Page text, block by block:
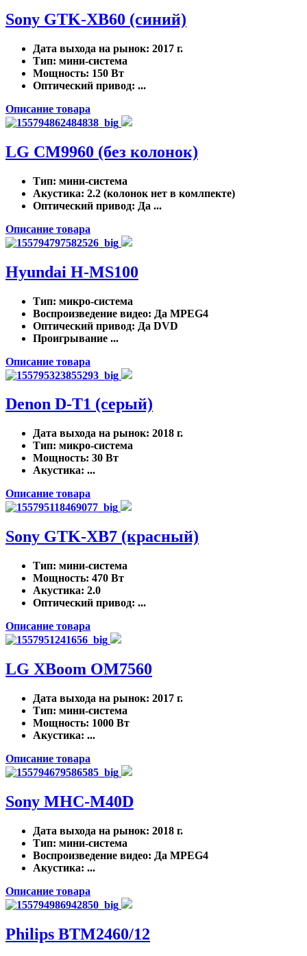
Sony GTK-XB60 (синий)
Дата выхода на рынок: 2017 г.
Тип: мини-система
Мощность: 150 Вт
Оптический привод: ...
Описание товара
LG CM9960 (без колонок)
Тип: мини-система
Акустика: 2.2 (колонок нет в комлпекте)
Оптический привод: Да ...
Описание товара
Hyundai H-MS100
Тип: микро-система
Воспроизведение видео: Да MPEG4
Оптический привод: Да DVD
Проигрывание ...
Описание товара
Denon D-T1 (серый)
Дата выхода на рынок: 2018 г.
Тип: микро-система
Мощность: 30 Вт
Акустика: ...
Описание товара
Sony GTK-XB7 (красный)
Тип: мини-система
Мощность: 470 Вт
Акустика: 2.0
Оптический привод: ...
Описание товара
LG XBoom OM7560
Дата выхода на рынок: 2017 г.
Тип: мини-система
Мощность: 1000 Вт
Акустика: ...
Описание товара
Sony MHC-M40D
Дата выхода на рынок: 2018 г.
Тип: мини-система
Воспроизведение видео: Да MPEG4
Акустика: ...
Описание товара
Philips BTM2460/12